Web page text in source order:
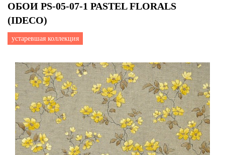
ОБОИ PS-05-07-1 PASTEL FLORALS
(IDECO)
устаревшая коллекция